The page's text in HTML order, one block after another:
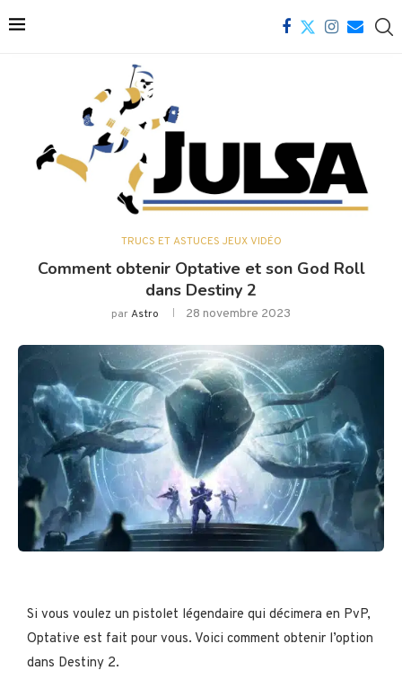
TRUCS ET ASTUCES JEUX VIDÉO
Comment obtenir Optative et son God Roll
dans Destiny 2
parAstro 28 novembre 2023
Si vous voulez un pistolet légendaire qui décimera en PvP,
Optative est fait pour vous. Voici comment obtenir l’option
dans Destiny 2.